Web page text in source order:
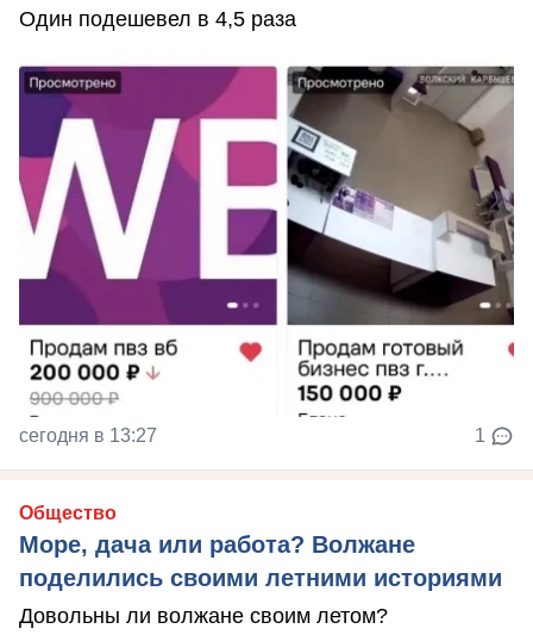
Один подешевел в 4,5 раза
сегодня в 13:27 1
Общество
Море, дача или работа? Волжане
поделились своими летними историями
Довольны ли волжане своим летом?